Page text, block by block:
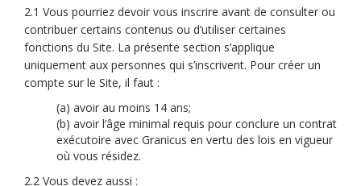
2.1 Vous pourriez devoir vous inscrire avant de consulter ou
contribuer certains contenus ou d’utiliser certaines
fonctions du Site. La présente section s’applique
uniquement aux personnes qui s’inscrivent. Pour créer un
compte sur le Site, il faut :
(a) avoir au moins 14 ans;
(b) avoir l’âge minimal requis pour conclure un contrat
exécutoire avec Granicus en vertu des lois en vigueur
où vous résidez.
2.2 Vous devez aussi :